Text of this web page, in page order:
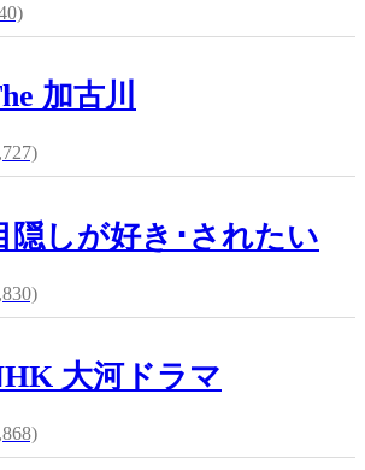
加古川
隠しが好き･されたい
大河ドラマ